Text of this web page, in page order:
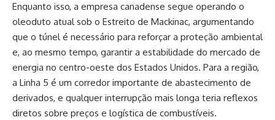
Enquanto isso, a empresa canadense segue operando o
oleoduto atual sob o Estreito de Mackinac, argumentando
que o túnel é necessário para reforçar a proteção ambiental
e, ao mesmo tempo, garantir a estabilidade do mercado de
energia no centro-oeste dos Estados Unidos. Para a região,
a Linha 5 é um corredor importante de abastecimento de
derivados, e qualquer interrupção mais longa teria reflexos
diretos sobre preços e logística de combustíveis.